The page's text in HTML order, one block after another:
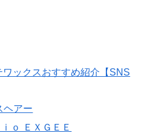
ックスおすすめ紹介【SNS
ヘアー
ｏ ＥＸＧＥＥ